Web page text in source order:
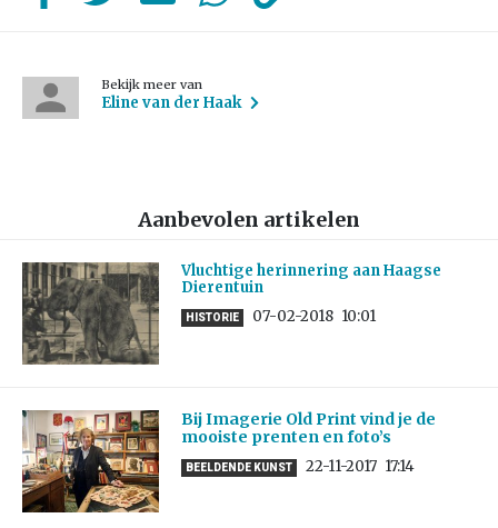
Bekijk meer van
Eline van der Haak
Aanbevolen artikelen
Vluchtige herinnering aan Haagse
Dierentuin
HISTORIE 07-02-2018 10:01
Bij Imagerie Old Print vind je de
mooiste prenten en foto’s
BEELDENDE KUNST 22-11-2017 17:14